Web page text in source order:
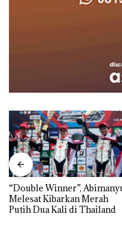
“Double Winner”,
Melesat Kibarkan Merah
Putih Dua Kali di Thailand